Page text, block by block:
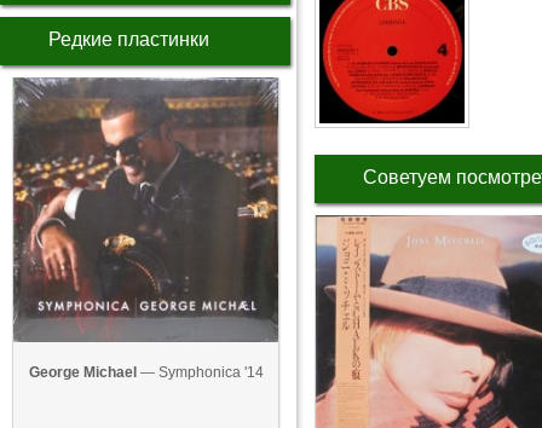
Редкие пластинки
George Michael — Symphonica '14
Советуем